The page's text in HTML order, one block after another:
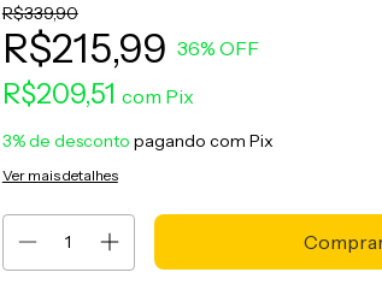
R$339,90
R$215,99 36% OFF
R$209,51 com Pix
3% de desconto pagando com Pix
Ver mais detalhes